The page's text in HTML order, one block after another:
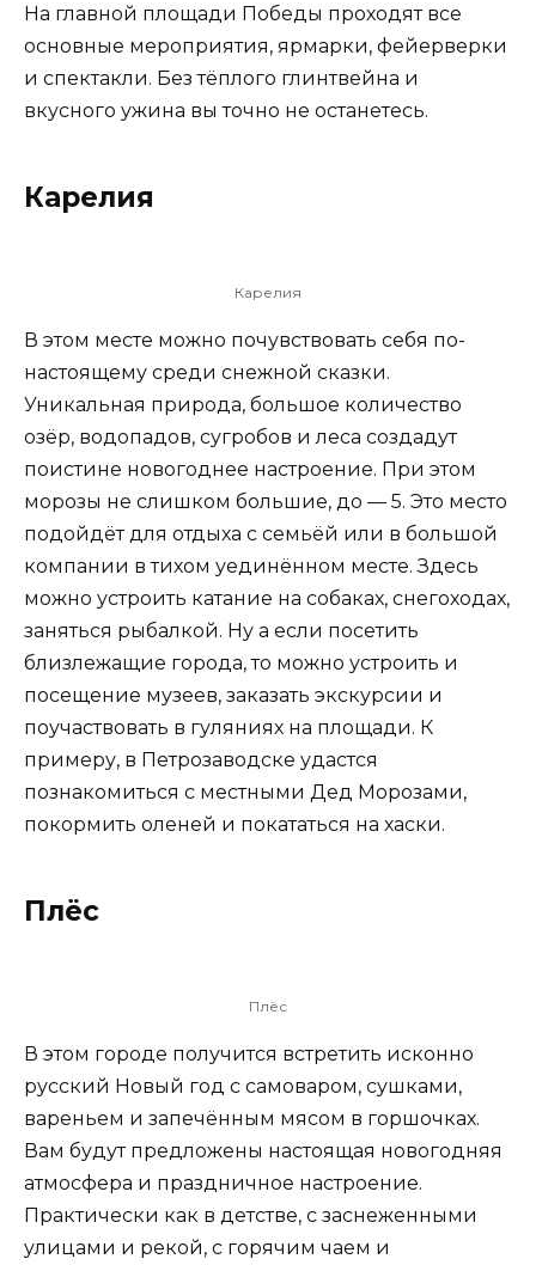
На главной площади Победы проходят все
основные мероприятия, ярмарки, фейерверки
и спектакли. Без тёплого глинтвейна и
вкусного ужина вы точно не останетесь.
Карелия
Карелия
В этом месте можно почувствовать себя по-
настоящему среди снежной сказки.
Уникальная природа, большое количество
озёр, водопадов, сугробов и леса создадут
поистине новогоднее настроение. При этом
морозы не слишком большие, до — 5. Это место
подойдёт для отдыха с семьёй или в большой
компании в тихом уединённом месте. Здесь
можно устроить катание на собаках, снегоходах,
заняться рыбалкой. Ну а если посетить
близлежащие города, то можно устроить и
посещение музеев, заказать экскурсии и
поучаствовать в гуляниях на площади. К
примеру, в Петрозаводске удастся
познакомиться с местными Дед Морозами,
покормить оленей и покататься на хаски.
Плёс
Плёс
В этом городе получится встретить исконно
русский Новый год с самоваром, сушками,
вареньем и запечённым мясом в горшочках.
Вам будут предложены настоящая новогодняя
атмосфера и праздничное настроение.
Практически как в детстве, с заснеженными
улицами и рекой, с горячим чаем и